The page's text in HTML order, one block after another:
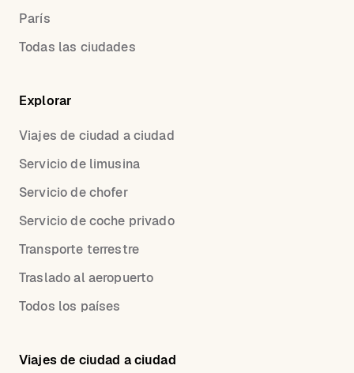
París
Todas las ciudades
Explorar
Viajes de ciudad a ciudad
Servicio de limusina
Servicio de chofer
Servicio de coche privado
Transporte terrestre
Traslado al aeropuerto
Todos los países
Viajes de ciudad a ciudad